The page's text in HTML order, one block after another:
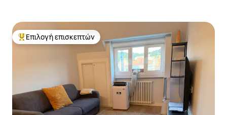
Κορυφαία επιλογή επισκεπτών
Επιλογή επισκεπτών